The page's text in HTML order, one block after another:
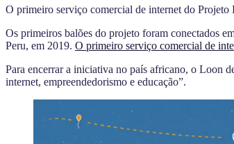
O primeiro serviço comercial de internet do
Os primeiros balões do projeto foram conectados
Peru, em 2019. O primeiro serviço comercial de
Para encerrar a iniciativa no país africano, o Loon
internet, empreendedorismo e educação”.